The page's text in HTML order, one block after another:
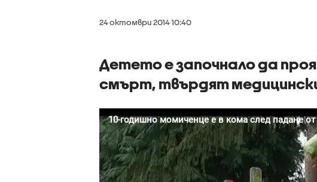
24 октомври 2014 10:40
Детето е започнало да
смърт, твърдят